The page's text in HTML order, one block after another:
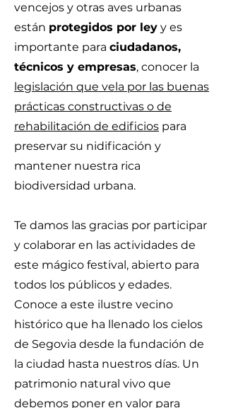
vencejos y otras aves urbanas
están protegidos por ley y es
importante para ciudadanos,
técnicos y empresas, conocer la
legislación que vela por las buenas
prácticas constructivas o de
rehabilitación de edificios para
preservar su nidificación y
mantener nuestra rica
biodiversidad urbana.
Te damos las gracias por participar
y colaborar en las actividades de
este mágico festival, abierto para
todos los públicos y edades.
Conoce a este ilustre vecino
histórico que ha llenado los cielos
de Segovia desde la fundación de
la ciudad hasta nuestros días. Un
patrimonio natural vivo que
debemos poner en valor para